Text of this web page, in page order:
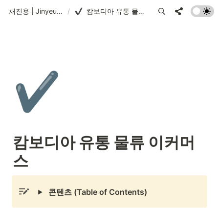
채진용 | Jinyeung Chae / 캄보디아 유통 물류 이커머스
✔️
캄보디아 유통 물류 이커머
스
콘텐츠 (Table of Contents)